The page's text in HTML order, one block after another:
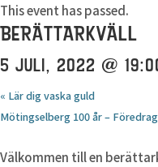
This event has passed.
BERÄTTARKVÄLL
5 JULI, 2022 @
« Lär dig vaska guld
Mötingselberg 100 år –
Välkommen till en